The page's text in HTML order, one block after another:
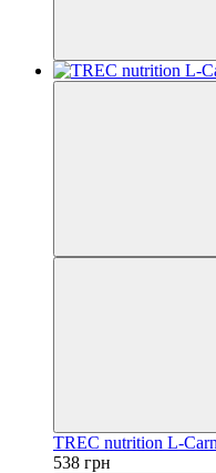
TREC nutrition L-
538 грн